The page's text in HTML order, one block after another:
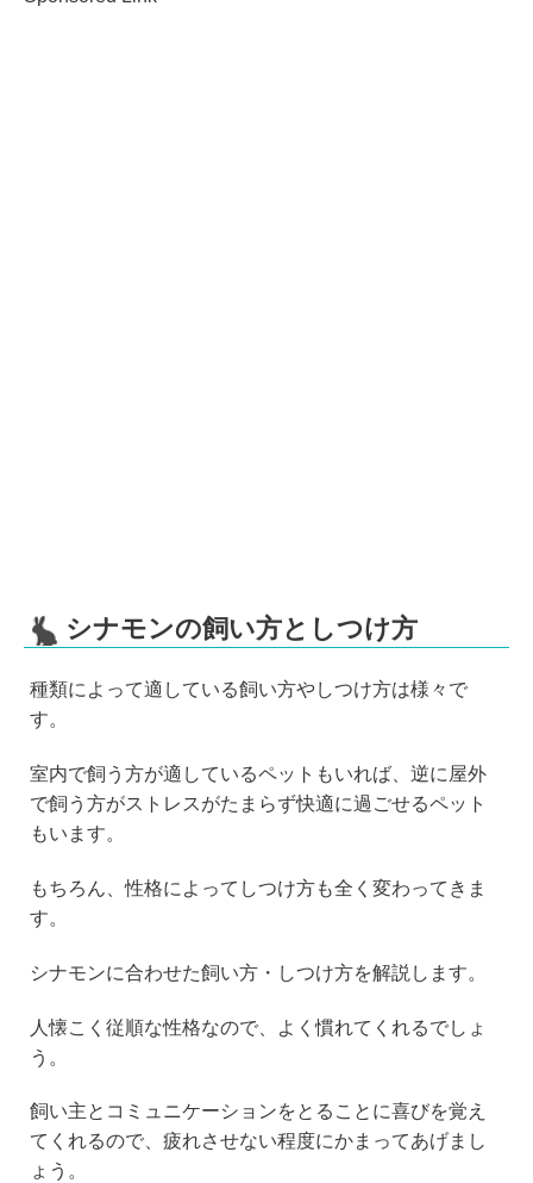
シナモンの飼い方としつけ方
種類によって適している飼い方やしつけ方は様々で
す。
室内で飼う方が適しているペットもいれば、逆に屋外
で飼う方がストレスがたまらず快適に過ごせるペット
もいます。
もちろん、性格によってしつけ方も全く変わってきま
す。
シナモンに合わせた飼い方・しつけ方を解説します。
人懐こく従順な性格なので、よく慣れてくれるでしょ
う。
飼い主とコミュニケーションをとることに喜びを覚え
てくれるので、疲れさせない程度にかまってあげまし
ょう。